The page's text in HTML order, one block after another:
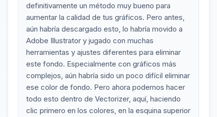
definitivamente un método muy bueno para
aumentar la calidad de tus gráficos. Pero antes,
aún habría descargado esto, lo habría movido a
Adobe Illustrator y jugado con muchas
herramientas y ajustes diferentes para eliminar
este fondo. Especialmente con gráficos más
complejos, aún habría sido un poco difícil eliminar
ese color de fondo. Pero ahora podemos hacer
todo esto dentro de Vectorizer, aquí, haciendo
clic primero en los colores, en la esquina superior